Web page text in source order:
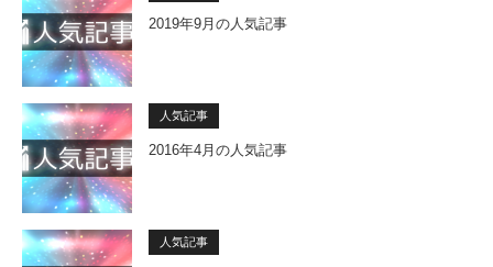
2019年9月の人気記事
人気記事
2016年4月の人気記事
人気記事